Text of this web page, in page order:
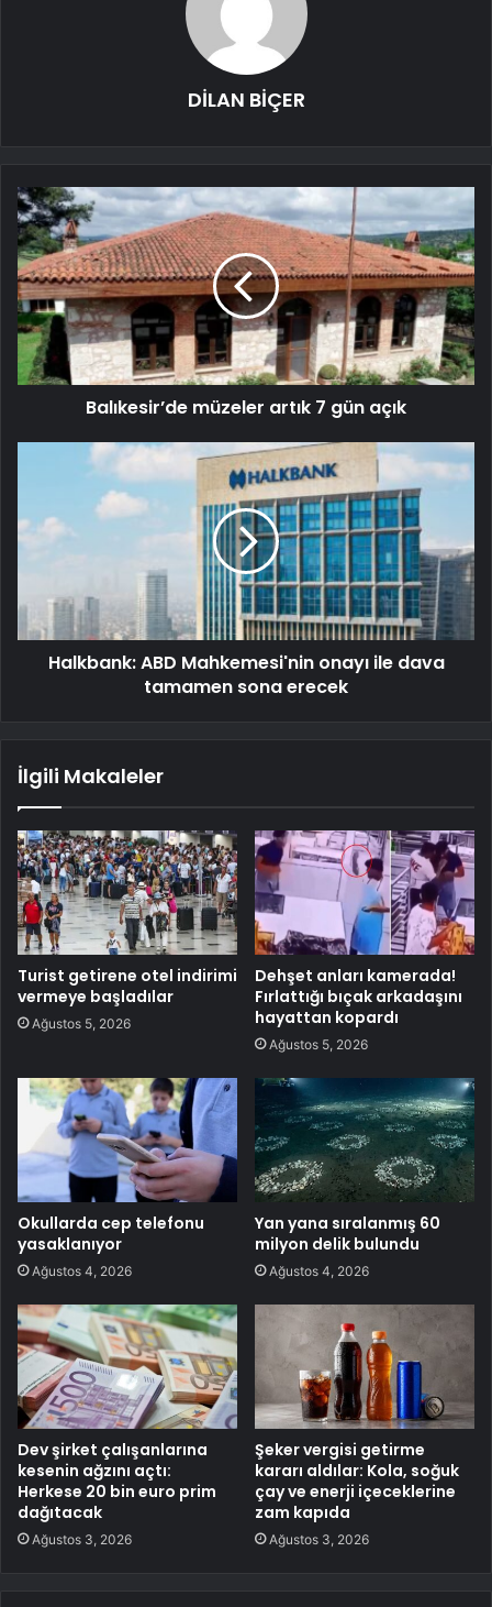
DİLAN BİÇER
Balıkesir’de müzeler artık 7 gün açık
Halkbank: ABD Mahkemesi'nin onayı ile dava
tamamen sona erecek
İlgili Makaleler
Turist getirene otel indirimi
vermeye başladılar
Ağustos 5, 2026
Dehşet anları kamerada!
Fırlattığı bıçak arkadaşını
hayattan kopardı
Ağustos 5, 2026
Okullarda cep telefonu
yasaklanıyor
Ağustos 4, 2026
Yan yana sıralanmış 60
milyon delik bulundu
Ağustos 4, 2026
Dev şirket çalışanlarına
kesenin ağzını açtı:
Herkese 20 bin euro prim
dağıtacak
Ağustos 3, 2026
Şeker vergisi getirme
kararı aldılar: Kola, soğuk
çay ve enerji içeceklerine
zam kapıda
Ağustos 3, 2026